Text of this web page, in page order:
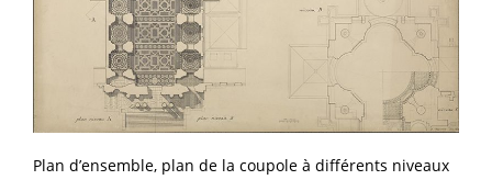
Plan d’ensemble, plan de la coupole à différents niveaux